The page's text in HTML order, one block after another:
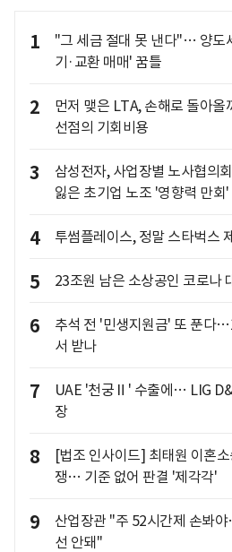
1
"그 세금 절대 못 낸다"… 양도
기·교환 매매' 꿈틀
2
먼저 맺은 LTA, 손해로 돌아
선점의 기회비용
3
삼성전자, 사업장별 노사협의
잃은 초기업 노조 '영향력 만회
4 투썸플레이스, 정말 스타벅스
5 23조원 남은 소상공인 코로나
6
추석 전 '민생지원금' 또 푼다
서 받나
7
UAE '천궁Ⅱ' 수출에… LIG
장
8
[법조 인사이드] 최태원 이혼
쟁… 기준 없어 판결 '제각각'
9
산업장관 "주 52시간제 손봐
선 안돼"